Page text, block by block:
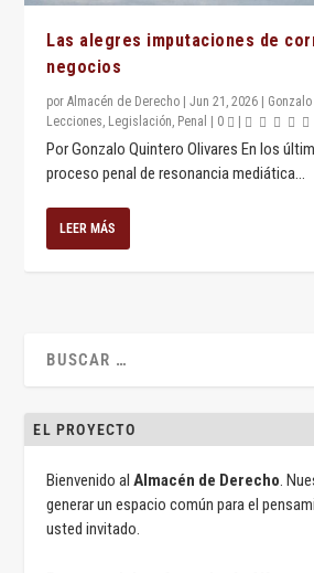
Las alegres imputaciones de
negocios
porAlmacén de Derecho |Jun 21, 2026
Lecciones, Legislación, Penal 0
Por Gonzalo Quintero Olivares En los
proceso penal de resonancia mediática...
LEER MÁS
EL PROYECTO
Bienvenido alAlmacén de Derecho.
generar un espacio común para el
usted invitado.